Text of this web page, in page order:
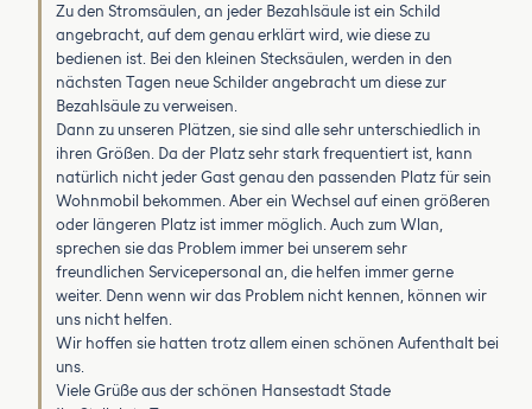
Zu den Stromsäulen, an jeder Bezahlsäule ist ein Schild
angebracht, auf dem genau erklärt wird, wie diese zu
bedienen ist. Bei den kleinen Stecksäulen, werden in den
nächsten Tagen neue Schilder angebracht um diese zur
Bezahlsäule zu verweisen.
Dann zu unseren Plätzen, sie sind alle sehr unterschiedlich in
ihren Größen. Da der Platz sehr stark frequentiert ist, kann
natürlich nicht jeder Gast genau den passenden Platz für sein
Wohnmobil bekommen. Aber ein Wechsel auf einen größeren
oder längeren Platz ist immer möglich. Auch zum Wlan,
sprechen sie das Problem immer bei unserem sehr
freundlichen Servicepersonal an, die helfen immer gerne
weiter. Denn wenn wir das Problem nicht kennen, können wir
uns nicht helfen.
Wir hoffen sie hatten trotz allem einen schönen Aufenthalt bei
uns.
Viele Grüße aus der schönen Hansestadt Stade